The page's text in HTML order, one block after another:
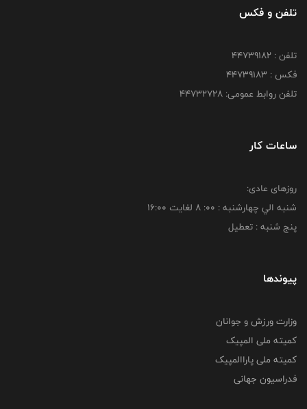
تلفن و فکس
تلفن : ۴۴۷۳۹۱۸۲
فکس : ۴۴۷۳۹۱۸3
تلفن روابط عمومی: ۴۴۷۳۲۷۲۸
ساعات کار
روزهای عادی:
شنبه الي چهارشنبه : 00: 8 لغايت 16:00
پنج شنبه : تعطیل
پیوندها
وزارت ورزش و جوانان
کمیته ملی المپیک
کمیته ملی پاراالمپیک
فدراسیون جهانی